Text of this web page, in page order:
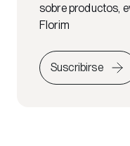
sobre productos,
Florim
Suscribirse